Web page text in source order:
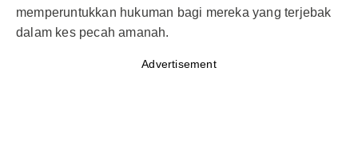
memperuntukkan hukuman bagi mereka yang terjebak
dalam kes pecah amanah.
Advertisement